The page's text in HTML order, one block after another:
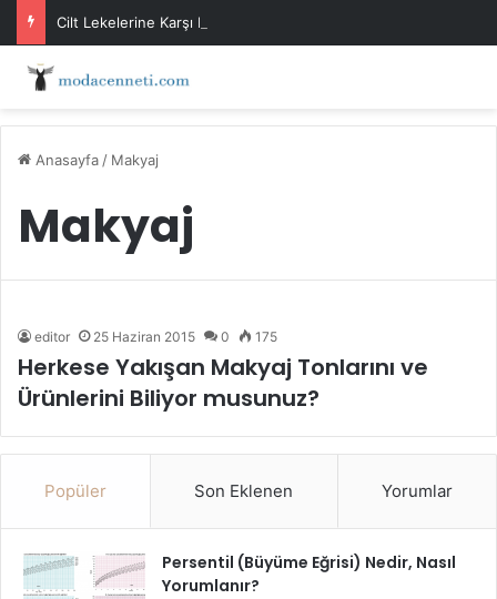
Cilt Lekelerine Karşı Evde Maske Önerileri
Anasayfa / Makyaj
Makyaj
editor 25 Haziran 2015 0 175
Herkese Yakışan Makyaj Tonlarını ve
Ürünlerini Biliyor musunuz?
Popüler Son Eklenen Yorumlar
Persentil (Büyüme Eğrisi) Nedir, Nasıl
Yorumlanır?